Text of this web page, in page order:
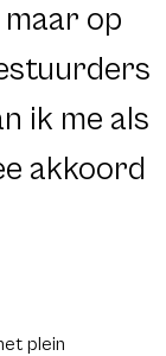
op
ik me als
akkoord
plein